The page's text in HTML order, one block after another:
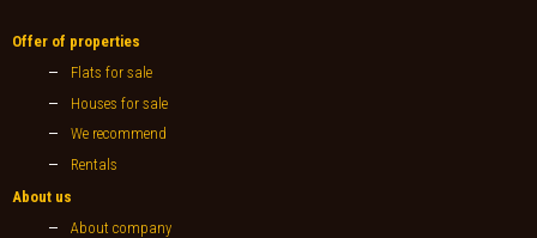
Offer of properties
Flats for sale
Houses for sale
We recommend
Rentals
About us
About company